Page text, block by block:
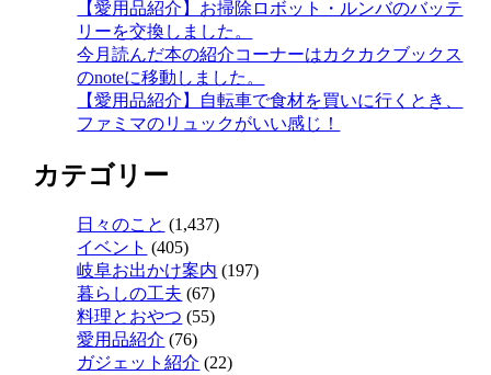
【愛用品紹介】お掃除ロボット・ルンバのバッテ
リーを交換しました。
今月読んだ本の紹介コーナーはカクカクブックス
のnoteに移動しました。
【愛用品紹介】自転車で食材を買いに行くとき、
ファミマのリュックがいい感じ！
カテゴリー
日々のこと (1,437)
イベント (405)
岐阜お出かけ案内 (197)
暮らしの工夫 (67)
料理とおやつ (55)
愛用品紹介 (76)
ガジェット紹介 (22)